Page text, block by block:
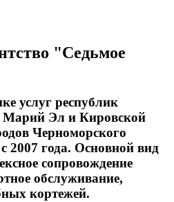
"Седьмое
услуг республик
Марий Эл и Кировской
Черноморского
2007 года. Основной вид
сопровождение
обслуживание,
кортежей.